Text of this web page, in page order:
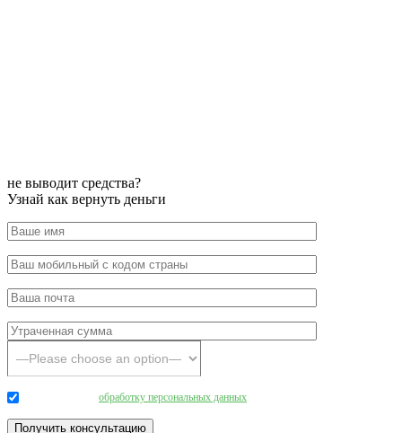
не выводит средства?
Узнай как вернуть деньги
обработку персональных данных